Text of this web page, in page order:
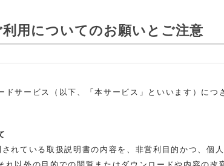
利用についてのお願いとご注意
ドサービス（以下、「本サービス」といいます）に
されている取扱説明書の内容を、非営利目的かつ、個